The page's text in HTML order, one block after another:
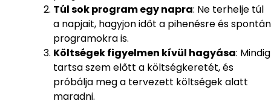
Túl sok program egy napra: Ne terhelje túl
a napjait, hagyjon időt a pihenésre és spontán
programokra is.
Költségek figyelmen kívül hagyása: Mindig
tartsa szem előtt a költségkeretét, és
próbálja meg a tervezett költségek alatt
maradni.